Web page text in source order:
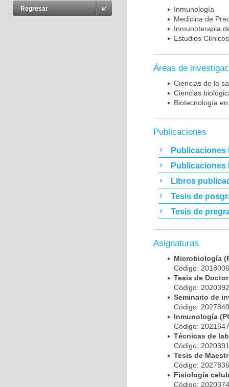
Regresar
Inmunología
Medicina de
Inmunoterapia
Estudios Clínicos
Áreas de
Ciencias de la
Ciencias
Biotecnología
Publicaciones
Publicaciones
Publicaciones
Libros
Tesis de
Tesis de
Asignaturas
Microbiología
Código:
Tesis de
Código:
Seminario de
Código:
Inmunología
Código:
Técnicas de
Código:
Tesis de
Código:
Fisiología
Código: